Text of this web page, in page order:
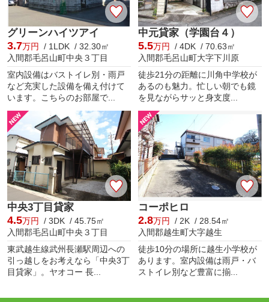
グリーンハイツアイ
3.7万円
/ 1LDK / 32.30㎡
入間郡毛呂山町中央３丁目
室内設備はバストイレ別・雨戸
など充実した設備を備え付けて
います。こちらのお部屋で...
中元貸家（学園台４）
5.5万円
/ 4DK / 70.63㎡
入間郡毛呂山町大字下川原
徒歩21分の距離に川角中学校が
あるのも魅力。忙しい朝でも鏡
を見ながらサッと身支度...
中央3丁目貸家
4.5万円
/ 3DK / 45.75㎡
入間郡毛呂山町中央３丁目
東武越生線武州長瀬駅周辺への
引っ越しをお考えなら「中央3丁
目貸家」。ヤオコー 長...
コーポヒロ
2.8万円
/ 2K / 28.54㎡
入間郡越生町大字越生
徒歩10分の場所に越生小学校が
あります。室内設備は雨戸・バ
ストイレ別など豊富に揃...